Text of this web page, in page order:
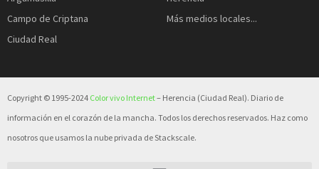
Campo de Criptana
Ciudad Real
Más medios locales...
Copyright © 1995-2024 Color vivo Internet– Herencia (Ciudad Real). Diario de
información en el corazón de la mancha. Todos los derechos reservados. Haz como
nosotros que usamos la nube privada de Stackscale.